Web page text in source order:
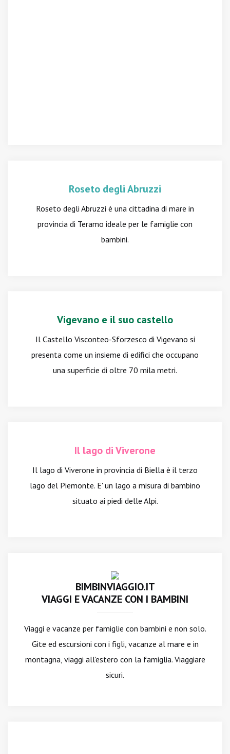
Roseto degli Abruzzi
Roseto degli Abruzzi è una cittadina di mare in
provincia di Teramo ideale per le famiglie con
bambini.
Vigevano e il suo castello
Il Castello Visconteo-Sforzesco di Vigevano si
presenta come un insieme di edifici che occupano
una superficie di oltre 70 mila metri.
Il lago di Viverone
Il lago di Viverone in provincia di Biella è il terzo
lago del Piemonte. E' un lago a misura di bambino
situato ai piedi delle Alpi.
BIMBINVIAGGIO.IT
VIAGGI E VACANZE CON I BAMBINI
Viaggi e vacanze per famiglie con bambini e non solo.
Gite ed escursioni con i figli, vacanze al mare e in
montagna, viaggi all'estero con la famiglia. Viaggiare
sicuri.